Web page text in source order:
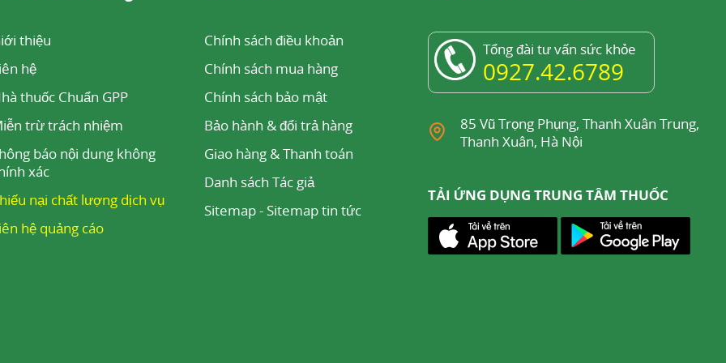
dụng để làm giảm các vấn đề về mắt và kích thích tuyến thượng thận, thận, cơ quan sinh sản và lá
của Đá Ruby hiện nay
thiệu
hệ
thuốc Chuẩn GPP
trừ trách nhiệm
báo nội dung không
xác
nại chất lượng dịch vụ
hệ quảng cáo
Chính sách điều khoản
Chính sách mua hàng
Chính sách bảo mật
Bảo hành & đổi trả hàng
Giao hàng & Thanh toán
Danh sách Tác giả
Sitemap- Sitemap tin tức
Tổng đài tư vấn sức khỏe
0927.42.6789
85 Vũ Trọng Phụng, Thanh Xuân Trung,
Thanh Xuân, Hà Nội
TẢI ỨNG DỤNG TRUNG TÂM THUỐC